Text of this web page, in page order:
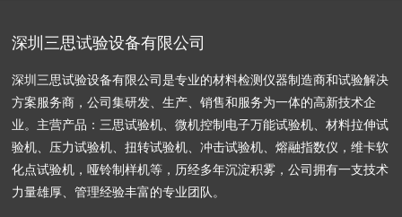
深圳三思试验设备有限公司
深圳三思试验设备有限公司是专业的材料检测仪器制造商和试验解决
方案服务商，公司集研发、生产、销售和服务为一体的高新技术企
业。主营产品：三思试验机、微机控制电子万能试验机、材料拉伸试
验机、压力试验机、扭转试验机、冲击试验机、熔融指数仪，维卡软
化点试验机，哑铃制样机等，历经多年沉淀积雾，公司拥有一支技术
力量雄厚、管理经验丰富的专业团队。